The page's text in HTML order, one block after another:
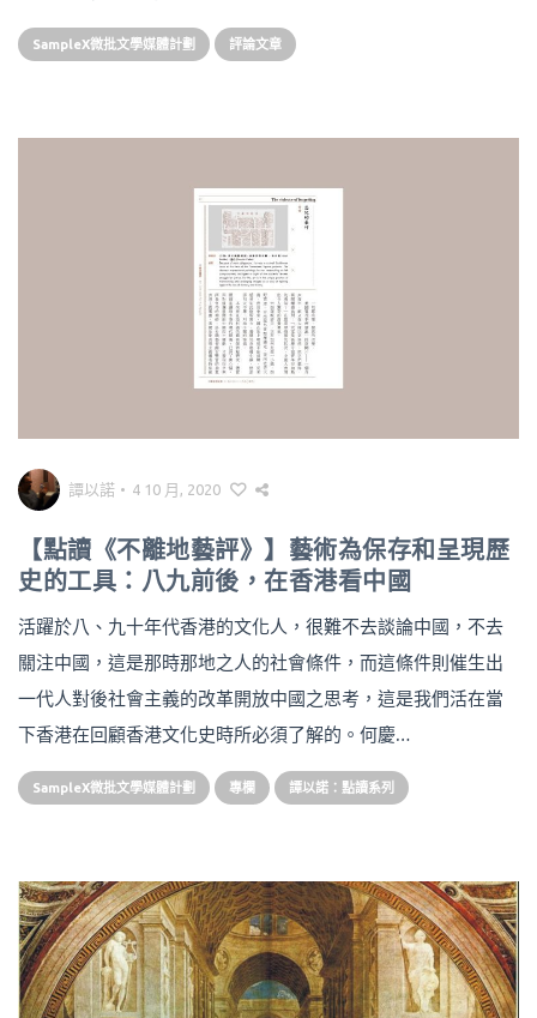
SampleX微批文學媒體計劃 評論文章
譚以諾 • 4 10 月, 2020
【點讀《不離地藝評》】藝術為保存和呈現歷
史的工具：八九前後，在香港看中國
活躍於八、九十年代香港的文化人，很難不去談論中國，不去
關注中國，這是那時那地之人的社會條件，而這條件則催生出
一代人對後社會主義的改革開放中國之思考，這是我們活在當
下香港在回顧香港文化史時所必須了解的。何慶…
SampleX微批文學媒體計劃 專欄 譚以諾：點讀系列